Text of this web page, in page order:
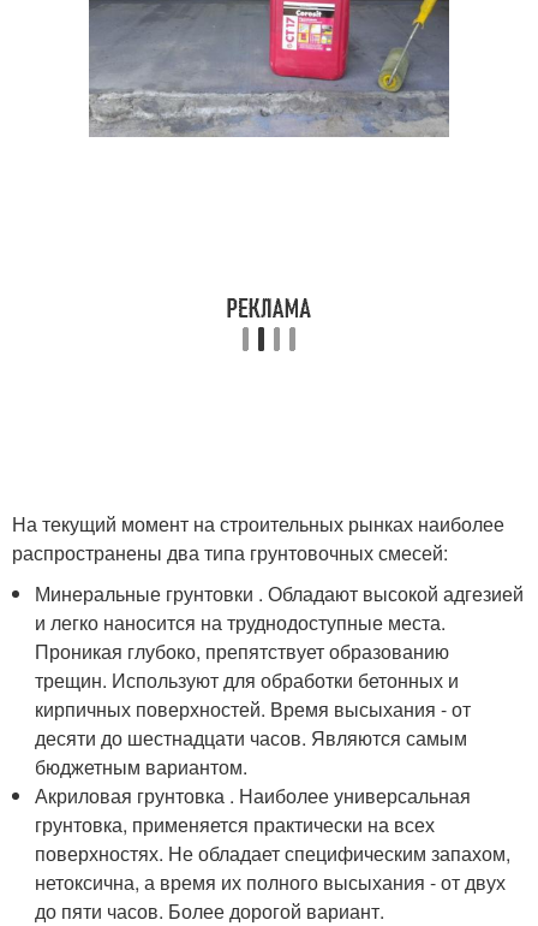
На текущий момент на строительных рынках наиболее
распространены два типа грунтовочных смесей:
Минеральные грунтовки . Обладают высокой адгезией
и легко наносится на труднодоступные места.
Проникая глубоко, препятствует образованию
трещин. Используют для обработки бетонных и
кирпичных поверхностей. Время высыхания - от
десяти до шестнадцати часов. Являются самым
бюджетным вариантом.
Акриловая грунтовка . Наиболее универсальная
грунтовка, применяется практически на всех
поверхностях. Не обладает специфическим запахом,
нетоксична, а время их полного высыхания - от двух
до пяти часов. Более дорогой вариант.